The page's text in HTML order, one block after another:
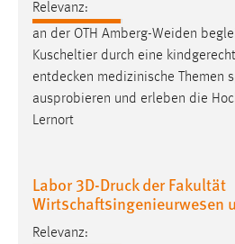
Relevanz:
an der OTH Amberg-Weiden
Kuscheltier durch eine
entdecken medizinische Themen
ausprobieren und erleben die
Lernort
Labor 3D-Druck der Fakultät
Wirtschaftsingenieurwesen
Relevanz:
Max. 13 Monate
MARKETING
Marketing Cookies werden von
Google Ads